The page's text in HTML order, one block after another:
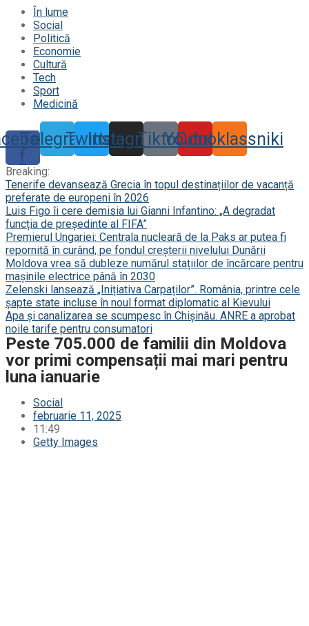
În lume
Social
Politică
Economie
Cultură
Tech
Sport
Medicină
f
TelegramTwitter
Instagram
TiktokYoutube
Odnoklassniki
Breaking:
Tenerife devansează Grecia în topul destinațiilor de vacanță
preferate de europeni în 2026
Luis Figo îi cere demisia lui Gianni Infantino: „A degradat
funcția de președinte al FIFA”
Premierul Ungariei: Centrala nucleară de la Paks ar putea fi
repornită în curând, pe fondul creșterii nivelului Dunării
Moldova vrea să dubleze numărul stațiilor de încărcare pentru
mașinile electrice până în 2030
Zelenski lansează „Inițiativa Carpaților”. România, printre cele
șapte state incluse în noul format diplomatic al Kievului
Apa și canalizarea se scumpesc în Chișinău. ANRE a aprobat
noile tarife pentru consumatori
Peste 705.000 de familii din Moldova
vor primi compensații mai mari pentru
luna ianuarie
Social
februarie 11, 2025
11:49
Getty Images